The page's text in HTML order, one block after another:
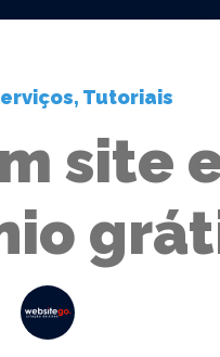
, Tutoriais
site